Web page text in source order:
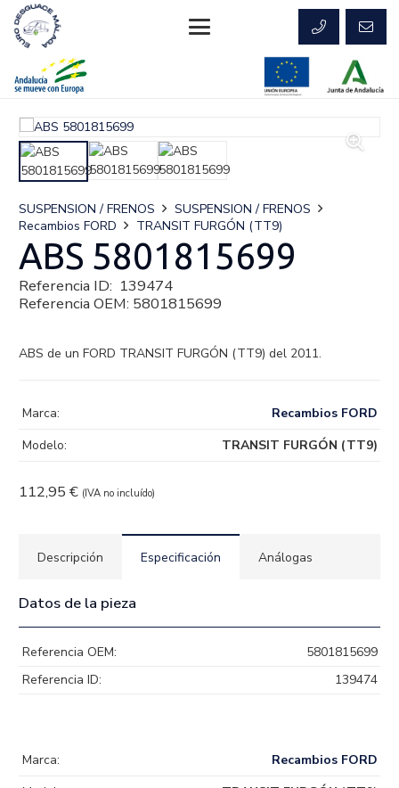
SUSPENSION / FRENOS
SUSPENSION / FRENOS
Recambios FORD
TRANSIT FURGÓN (TT9)
ABS 5801815699
Referencia ID: 139474
Referencia OEM: 5801815699
ABS de un FORD TRANSIT FURGÓN (TT9) del 2011.
112,95 € (IVA no incluído)
Marca:
Recambios FORD
Modelo:
TRANSIT FURGÓN (TT9)
Descripción Especificación Análogas
Datos de la pieza
Referencia OEM:
5801815699
Referencia ID:
139474
Marca:
Recambios FORD